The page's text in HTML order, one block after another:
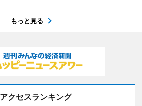
もっと見る
アクセスランキング